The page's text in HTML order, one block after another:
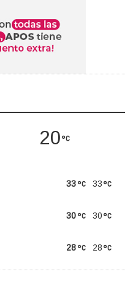
20
33
33
30
30
28
28